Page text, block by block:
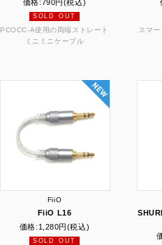
価格:790円(税込)
SOLD OUT
PCOCC-A使用の両端ストレート
ミニミニケーブル
スマ
FiiO
FiiO L16
価格: 1,280円(税込)
SOLD OUT